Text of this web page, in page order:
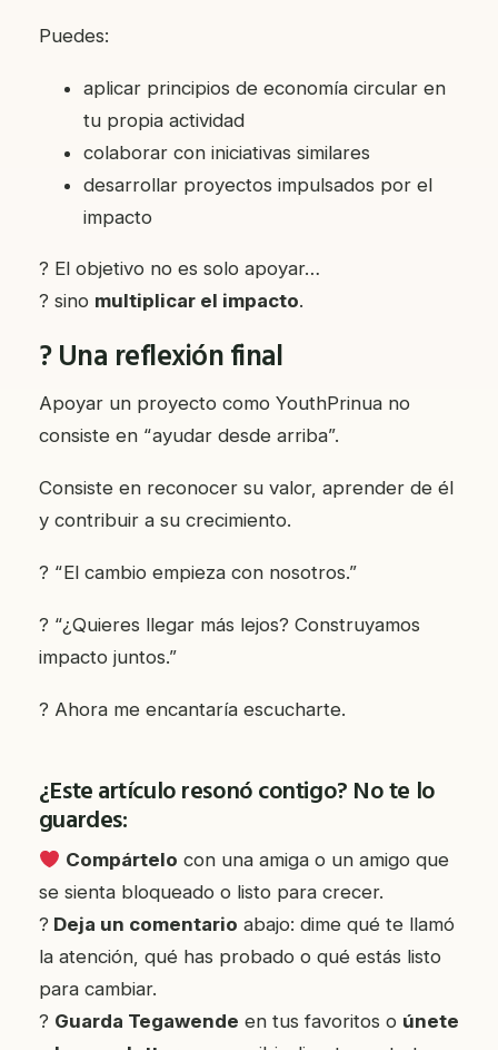
Puedes:
aplicar principios de economía circular en
tu propia actividad
colaborar con iniciativas similares
desarrollar proyectos impulsados por el
impacto
? El objetivo no es solo apoyar…
? sino multiplicar el impacto.
? Una reflexión final
Apoyar un proyecto como YouthPrinua no
consiste en “ayudar desde arriba”.
Consiste en reconocer su valor, aprender de él
y contribuir a su crecimiento.
? “El cambio empieza con nosotros.”
? “¿Quieres llegar más lejos? Construyamos
impacto juntos.”
? Ahora me encantaría escucharte.
¿Este artículo resonó contigo? No te lo
guardes:
Compártelo con una amiga o un amigo que
se sienta bloqueado o listo para crecer.
? Deja un comentario abajo: dime qué te llamó
la atención, qué has probado o qué estás listo
para cambiar.
? Guarda Tegawende en tus favoritos o únete